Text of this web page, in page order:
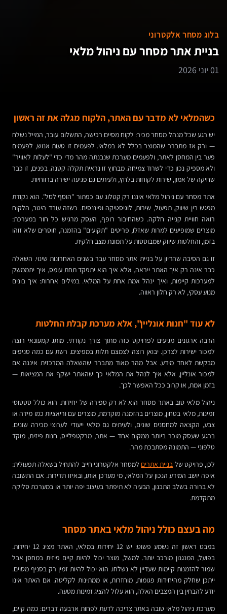
בלוג מסחר אלקטרוני
בניית אתר מסחר עם ניהול מלאי
01 יוני 2026
כשהמלאי לא מדבר עם האתר, הלקוח מגלה את זה ראשון
יש רגע שכל מנהל מסחר מכיר: לקוח מסיים רכישה, התשלום עובר, המייל נשלח
— ורק אז מתברר שהמוצר בכלל לא במלאי. לפעמים זו טעות אנוש, לפעמים
פער בין המחסן לאתר, ולפעמים מערכת שנבנתה מהר מדי כדי "לעלות לאוויר"
ולא מספיק נכון כדי לשרוד צמיחה. מבחוץ זו נראית תקלה קטנה. בפנים, זו כבר
שחיקה של אמון, שירות לקוחות בלחץ, ולעיתים גם פגיעה ישירה ברווחיות.
אתר מסחר עם ניהול מלאי איננו רק קטלוג עם כפתור "הוסף לסל". הוא נקודת
מפגש בין שיווק, תפעול, שירות, לוגיסטיקה ופיננסים. כשזה עובד היטב, הלקוח
רואה חוויית קנייה חלקה. כשהחיבור רופף, העסק מרגיש כל חור במערכת:
מוצרים שמופיעים למרות שאזלו, פריטים "תקועים" בהזמנה, חוסרים שלא זוהו
בזמן, והחלטות שיווק שמבוססות על תמונת מצב חלקית.
זו גם הסיבה שהדיון על בניית אתר מסחר עבר בשנים האחרונות שינוי. השאלה
כבר אינה רק איך האתר ייראה, אלא איך הוא יתפקד תחת עומס, איך יתממשק
למערכות קיימות, ואיך ינהל אמת אחת על המלאי. במילים אחרות: איך בונים
מנוע עסקי, לא רק חלון ראווה.
לא עוד "חנות אונליין", אלא מערכת קבלת החלטות
הרבה ארגונים מגיעים לפרויקט כזה מתוך צורך נקודתי. מותג קמעונאי רוצה
למכור ישירות לצרכן. יבואן רוצה לצמצם תלות במפיצים. רשת עם כמה סניפים
מבקשת לאחד מידע. אבל מהר מאוד מתברר שהשאלה המרכזית איננה אם
למכור אונליין, אלא איך לנהל את המלאי כך שהאתר ישקף את המציאות —
בזמן אמת, או קרוב ככל האפשר לכך.
ניהול מלאי טוב באתר מסחר הוא לא רק ספירה של יחידות. הוא כולל סטטוסי
זמינות, מלאי בטחון, מוצרים בהזמנה מוקדמת, מוצרים עם וריאציות כמו מידה או
צבע, הקצאה למחסנים שונים, ולעיתים גם מלאי ייעודי לערוצי מכירה שונים.
ברגע שעסק מוכר ביותר ממקום אחד — אתר, מרקטפלייס, חנות פיזית, מוקד
טלפוני — התמונה מסתבכת מהר.
לכן, פרויקט של בניית אתרים למסחר אלקטרוני חייב להתחיל בשאלה תפעולית:
איפה יושב המידע הנכון על המלאי, מי מעדכן אותו, ובאיזו תדירות. אם התשובה
לא ברורה בשלב התכנון, הבעיה לא תיפתר בעיצוב יפה יותר או במערכת סליקה
מתקדמת.
מה בעצם כולל ניהול מלאי באתר מסחר
במבט ראשון זה נשמע פשוט: יש 12 יחידות במלאי, האתר מציג 12 יחידות.
בפועל, המנגנון מורכב יותר. למשל, מוצר יכול להיות קיים פיזית במחסן אבל
שמור להזמנות קיימות שעדיין לא נשלחו. הוא יכול להיות זמין רק בסניף מסוים.
ייתכן שחלק מהיחידות פגומות, מוחזרות, או ממתינות לקליטה. אם האתר אינו
יודע להבחין בין המצבים האלה, הוא עלול להציג זמינות מטעה.
מערכת ניהול מלאי טובה באתר צריכה לדעת לפחות ארבעה דברים: כמה קיים,